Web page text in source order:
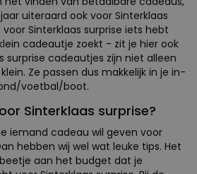
uiteraard ook voor Sinterklaas
voor Sinterklaas surprise iets hebt
cadeautje zoekt - zit je hier ook
surprise cadeautjes zijn niet alleen
Ze passen dus makkelijk in je in-
voetbal/boot.
Sinterklaas surprise?
iemand cadeau wil geven voor
hebben wij wel wat leuke tips. Het
aan het budget dat je